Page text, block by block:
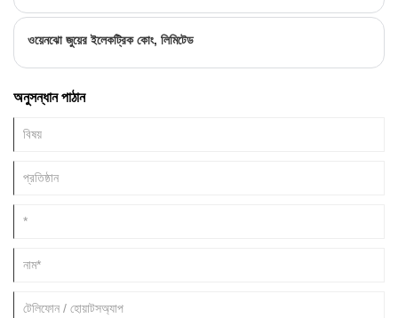
ওয়েনঝো জুয়ের ইলেকট্রিক কোং, লিমিটেড
অনুসন্ধান পাঠান